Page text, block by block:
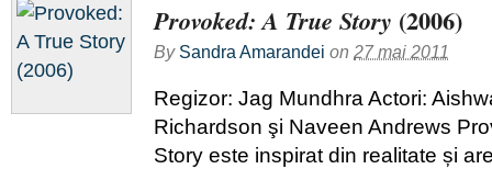
Provoked: A True Story (2006)
By Sandra Amarandei on 27 mai 2011
Regizor: Jag Mundhra Actori:
Richardson şi Naveen Andrews
Story este inspirat din realitate și